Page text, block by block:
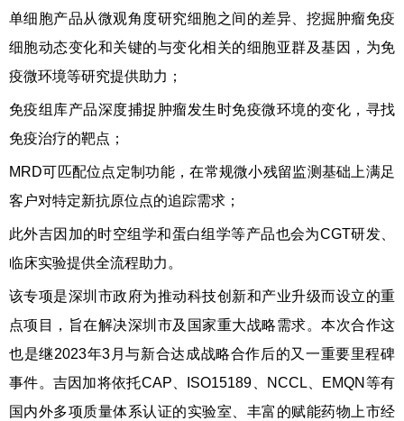
单细胞产品从微观角度研究细胞之间的差异、挖掘肿瘤免疫
细胞动态变化和关键的与变化相关的细胞亚群及基因，为免
疫微环境等研究提供助力；
免疫组库产品深度捕捉肿瘤发生时免疫微环境的变化，寻找
免疫治疗的靶点；
MRD可匹配位点定制功能，在常规微小残留监测基础上满足
客户对特定新抗原位点的追踪需求；
此外吉因加的时空组学和蛋白组学等产品也会为CGT研发、
临床实验提供全流程助力。
该专项是深圳市政府为推动科技创新和产业升级而设立的重
点项目，旨在解决深圳市及国家重大战略需求。本次合作这
也是继2023年3月与新合达成战略合作后的又一重要里程碑
事件。吉因加将依托CAP、ISO15189、NCCL、EMQN等有
国内外多项质量体系认证的实验室、丰富的赋能药物上市经